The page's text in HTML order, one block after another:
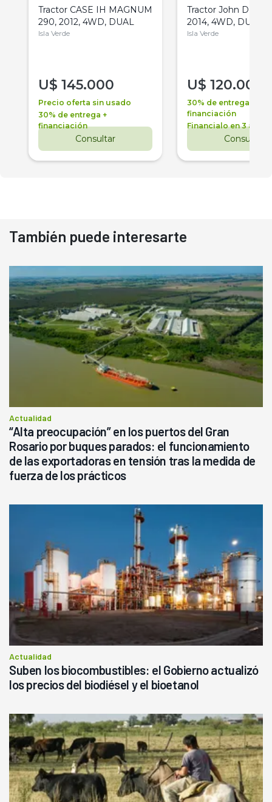
Tractor CASE IH MAGNUM
290, 2012, 4WD, DUAL
Isla Verde
U$ 145.000
Precio oferta sin usado
30% de entrega +
financiación
Consultar
Tractor John Deere
2014, 4WD, DUAL
Isla Verde
U$ 120.000
30% de entrega +
financiación
Financialo en 3 años
Consultar
También puede interesarte
Actualidad
“Alta preocupación” en los puertos del Gran
Rosario por buques parados: el funcionamiento
de las exportadoras en tensión tras la medida de
fuerza de los prácticos
Actualidad
Suben los biocombustibles: el Gobierno actualizó
los precios del biodiésel y el bioetanol